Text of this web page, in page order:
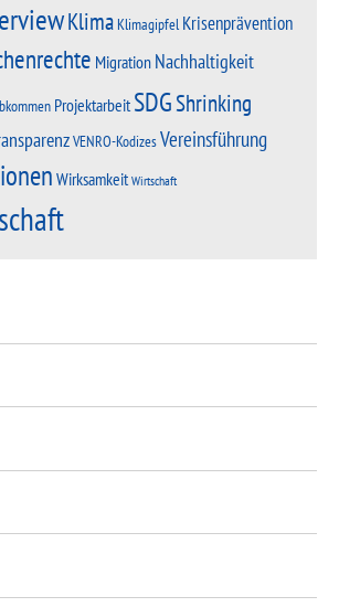
KlimaKlimagipfel Krisenprävention
Migration Nachhaltigkeit
ProjektarbeitSDGShrinking
VENRO-KodizesVereinsführung
Wirksamkeit Wirtschaft